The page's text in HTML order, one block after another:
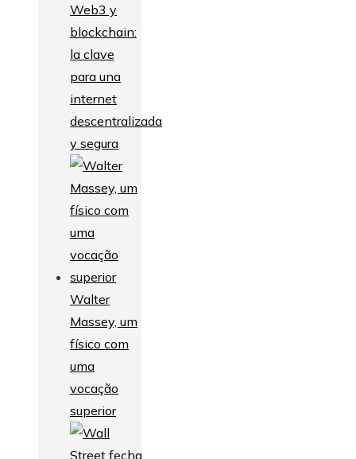
Web3 y
blockchain:
la clave
para una
internet
descentralizada
y segura
Walter
Massey, um
físico com
uma
vocação
superior